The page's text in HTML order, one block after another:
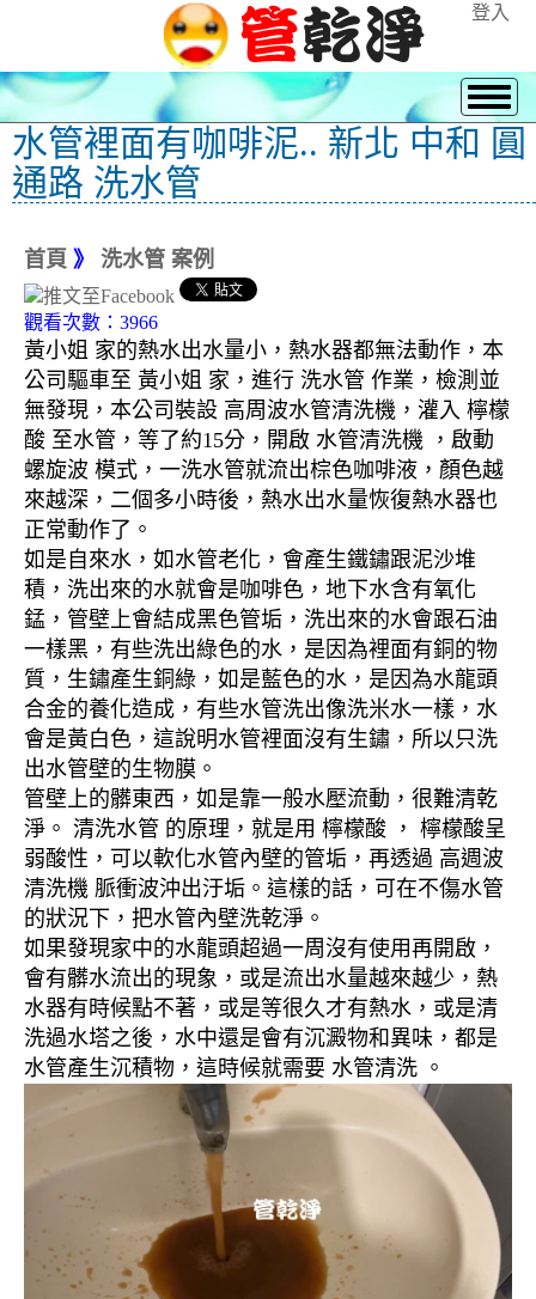
登入
水管裡面有咖啡泥.. 新北 中和 圓
通路 洗水管
首頁 》 洗水管 案例
觀看次數：3966
黃小姐 家的熱水出水量小，熱水器都無法動作，本
公司驅車至 黃小姐 家，進行 洗水管 作業，檢測並
無發現，本公司裝設 高周波水管清洗機，灌入 檸檬
酸 至水管，等了約15分，開啟 水管清洗機 ，啟動
螺旋波 模式，一洗水管就流出棕色咖啡液，顏色越
來越深，二個多小時後，熱水出水量恢復熱水器也
正常動作了。
如是自來水，如水管老化，會產生鐵鏽跟泥沙堆
積，洗出來的水就會是咖啡色，地下水含有氧化
錳，管壁上會結成黑色管垢，洗出來的水會跟石油
一樣黑，有些洗出綠色的水，是因為裡面有銅的物
質，生鏽產生銅綠，如是藍色的水，是因為水龍頭
合金的養化造成，有些水管洗出像洗米水一樣，水
會是黃白色，這說明水管裡面沒有生鏽，所以只洗
出水管壁的生物膜。
管壁上的髒東西，如是靠一般水壓流動，很難清乾
淨。 清洗水管 的原理，就是用 檸檬酸 ， 檸檬酸呈
弱酸性，可以軟化水管內壁的管垢，再透過 高週波
清洗機 脈衝波沖出汙垢。這樣的話，可在不傷水管
的狀況下，把水管內壁洗乾淨。
如果發現家中的水龍頭超過一周沒有使用再開啟，
會有髒水流出的現象，或是流出水量越來越少，熱
水器有時候點不著，或是等很久才有熱水，或是清
洗過水塔之後，水中還是會有沉澱物和異味，都是
水管產生沉積物，這時候就需要 水管清洗 。